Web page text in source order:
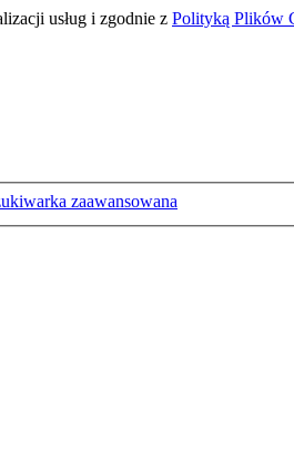
usług i zgodnie z Polityką Plików
zaawansowana